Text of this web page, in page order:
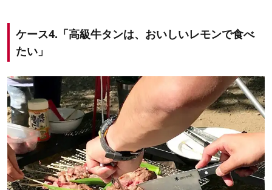
ケース4.「高級牛タンは、おいしいレモンで食べ
たい」